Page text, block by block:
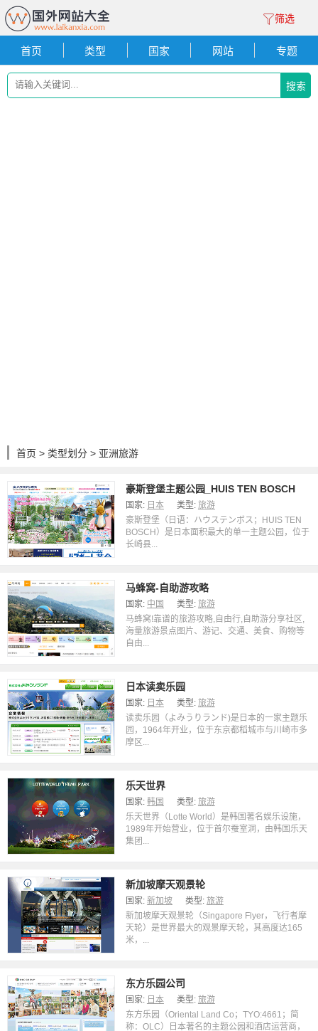
筛选
首页 类型 国家 网站 专题
搜索
首页 > 类型划分 > 亚洲旅游
豪斯登堡主题公园_HUIS TEN BOSCH
国家: 日本 类型: 旅游
豪斯登堡（日语：ハウステンボス；HUIS TEN
BOSCH）是日本面积最大的单一主题公园，位于
长崎县...
马蜂窝-自助游攻略
国家: 中国 类型: 旅游
马蜂窝!靠谱的旅游攻略,自由行,自助游分享社区,
海量旅游景点图片、游记、交通、美食、购物等
自由...
日本读卖乐园
国家: 日本 类型: 旅游
读卖乐园（よみうりランド)是日本的一家主题乐
园，1964年开业，位于东京都稻城市与川崎市多
摩区...
乐天世界
国家: 韩国 类型: 旅游
乐天世界（Lotte World）是韩国著名娱乐设施，
1989年开始营业，位于首尔蚕室洞，由韩国乐天
集团...
新加坡摩天观景轮
国家: 新加坡 类型: 旅游
新加坡摩天观景轮（Singapore Flyer，飞行者摩
天轮）是世界最大的观景摩天轮，其高度达165
米，...
东方乐园公司
国家: 日本 类型: 旅游
东方乐园（Oriental Land Co；TYO:4661；简
称：OLC）日本著名的主题公园和酒店运营商，